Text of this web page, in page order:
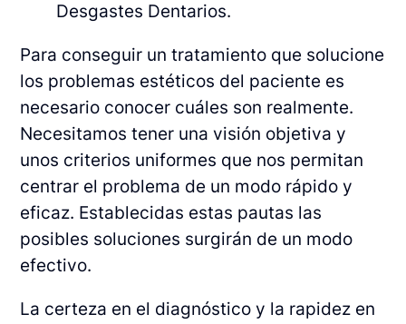
Desgastes Dentarios.
Para conseguir un tratamiento que solucione
los problemas estéticos del paciente es
necesario conocer cuáles son realmente.
Necesitamos tener una visión objetiva y
unos criterios uniformes que nos permitan
centrar el problema de un modo rápido y
eficaz. Establecidas estas pautas las
posibles soluciones surgirán de un modo
efectivo.
La certeza en el diagnóstico y la rapidez en